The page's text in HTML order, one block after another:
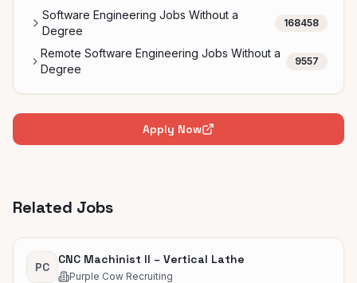
Software Engineering Jobs Without a
Degree
168458
Remote Software Engineering Jobs Without a
Degree
9557
Apply Now
Related Jobs
PC
CNC Machinist II – Vertical Lathe
Purple Cow Recruiting